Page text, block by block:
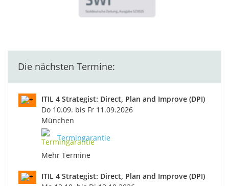
Die nächsten Termine:
ITIL 4 Strategist: Direct, Plan and Improve (DPI)
Do 10.09. bis Fr 11.09.2026
München
Termingarantie
Mehr Termine
ITIL 4 Strategist: Direct, Plan and Improve (DPI)